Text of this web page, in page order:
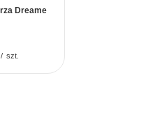
Dreame
/ szt.